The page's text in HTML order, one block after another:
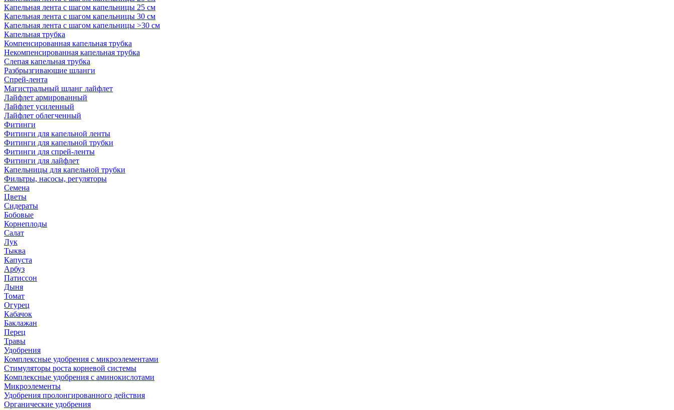
Капельная лента с шагом капельницы 25 см
Капельная лента с шагом капельницы 30 см
Капельная лента с шагом капельницы >30 см
Капельная трубка
Компенсированная капельная трубка
Некомпенсированная капельная трубка
Слепая капельная трубка
Разбрызгивающие шланги
Спрей-лента
Магистральный шланг лайфлет
Лайфлет армированный
Лайфлет усиленный
Лайфлет облегченный
Фитинги
Фитинги для капельной ленты
Фитинги для капельной трубки
Фитинги для спрей-ленты
Фитинги для лайфлет
Капельницы для капельной трубки
Фильтры, насосы, регуляторы
Семена
Цветы
Сидераты
Бобовые
Корнеплоды
Салат
Лук
Тыква
Капуста
Арбуз
Патиссон
Дыня
Томат
Огурец
Кабачок
Баклажан
Перец
Травы
Удобрения
Комплексные удобрения с микроэлементами
Стимуляторы роста корневой системы
Комплексные удобрения с аминокислотами
Микроэлементы
Удобрения пролонгированного действия
Органические удобрения